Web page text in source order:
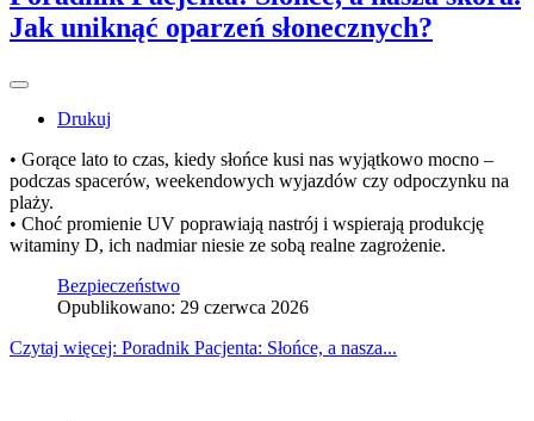
Jak uniknąć oparzeń słonecznych?
Drukuj
• Gorące lato to czas, kiedy słońce kusi nas wyjątkowo mocno –
podczas spacerów, weekendowych wyjazdów czy odpoczynku na
plaży.
• Choć promienie UV poprawiają nastrój i wspierają produkcję
witaminy D, ich nadmiar niesie ze sobą realne zagrożenie.
Bezpieczeństwo
Opublikowano: 29 czerwca 2026
Czytaj więcej: Poradnik Pacjenta: Słońce, a nasza...